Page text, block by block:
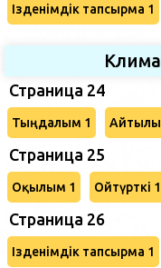
Ізденімдік тапсырма 1
Страница 24
Тыңдалым 1
Страница 25
Оқылым 1 Ойтүрткі 1
Страница 26
Ізденімдік тапсырма 1